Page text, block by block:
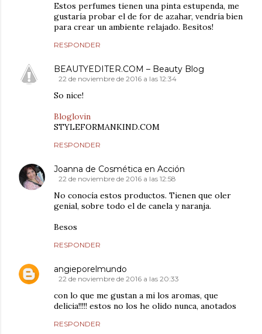
Estos perfumes tienen una pinta estupenda, me
gustaría probar el de for de azahar, vendría bien
para crear un ambiente relajado. Besitos!
RESPONDER
BEAUTYEDITER.COM – Beauty Blog
22 de noviembre de 2016 a las 12:34
So nice!
Bloglovin
STYLEFORMANKIND.COM
RESPONDER
Joanna de Cosmética en Acción
22 de noviembre de 2016 a las 12:58
No conocía estos productos. Tienen que oler
genial, sobre todo el de canela y naranja.
Besos
RESPONDER
angieporelmundo
22 de noviembre de 2016 a las 20:33
con lo que me gustan a mi los aromas, que
delicia!!!!! estos no los he olido nunca, anotados
RESPONDER